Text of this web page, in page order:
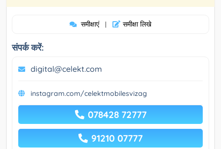
समीक्षाएं | समीक्षा लिखे
संपर्क करें:
digital@celekt.com
instagram.com/celektmobilesvizag
078428 72777
91210 07777